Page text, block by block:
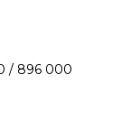
/ 896 000